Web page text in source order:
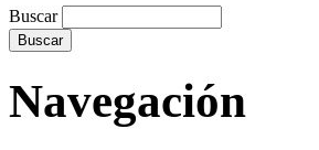
Buscar
Navegación